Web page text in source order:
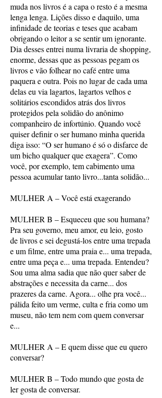
muda nos livros é a capa o resto é a mesma
lenga lenga. Lições disso e daquilo, uma
infinidade de teorias e teses que acabam
obrigando o leitor a se sentir um ignorante.
Dia desses entrei numa livraria de shopping,
enorme, dessas que as pessoas pegam os
livros e vão folhear no café entre uma
paquera e outra. Pois no lugar de cada uma
delas eu via lagartos, lagartos velhos e
solitários escondidos atrás dos livros
protegidos pela solidão do anônimo
companheiro de infortúnio. Quando você
quiser definir o ser humano minha querida
diga isso: “O ser humano é só o disfarce de
um bicho qualquer que exagera”. Como
você, por exemplo, tem cabimento uma
pessoa acumular tanto livro...tanta solidão...
MULHER A – Você está exagerando
MULHER B – Esqueceu que sou humana?
Pra seu governo, meu amor, eu leio, gosto
de livros e sei degustá-los entre uma trepada
e um filme, entre uma praia e... uma trepada,
entre uma peça e... uma trepada. Entendeu?
Sou uma alma sadia que não quer saber de
abstrações e necessita da carne... dos
prazeres da carne. Agora... olhe pra você...
pálida feito um verme, culta e fria como um
museu, não tem nem com quem conversar
e...
MULHER A – E quem disse que eu quero
conversar?
MULHER B – Todo mundo que gosta de
ler gosta de conversar.